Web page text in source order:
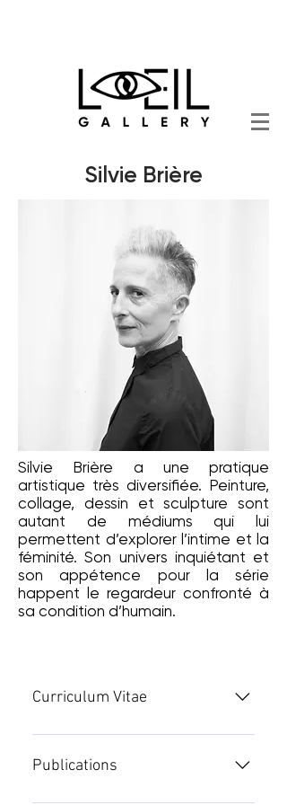
Silvie Brière
Silvie Brière a une pratique
artistique très diversifiée. Peinture,
collage, dessin et sculpture sont
autant de médiums qui lui
permettent d’explorer l’intime et la
féminité. Son univers inquiétant et
son appétence pour la série
happent le regardeur confronté à
sa condition d’humain.
Curriculum Vitae
FORMATION 1980 – Ecole Met de
Penninghen (Académie Julian) rue
Publications